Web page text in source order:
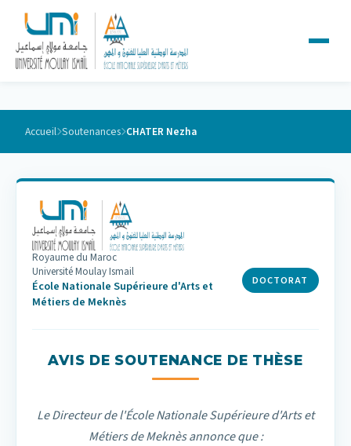
Accueil Soutenances CHATER Nezha
Royaume du Maroc
Université Moulay Ismail
École Nationale Supérieure d'Arts et
Métiers de Meknès
DOCTORAT
AVIS DE SOUTENANCE DE THÈSE
Le Directeur de l'École Nationale Supérieure d'Arts et
Métiers de Meknès annonce que :